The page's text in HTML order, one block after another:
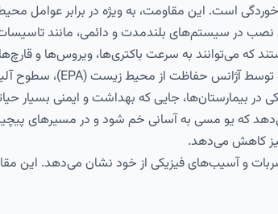
است. این مقاومت، به ویژه در برابر عوامل
در سیستم‌های بلندمدت و دائمی، مانند
به سرعت باکتری‌ها، ویروس‌ها و قارچ‌های
بیمارستان‌ها، جایی که بهداشت و ایمنی بسیار
که یو مسی به آسانی خم شود و در مسیرهای
کاهش می‌دهد.
و آسیب‌های فیزیکی از خود نشان می‌دهد. این